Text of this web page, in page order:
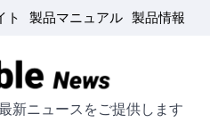
ト 製品マニュアル 製品情報
新ニュースをご提供します